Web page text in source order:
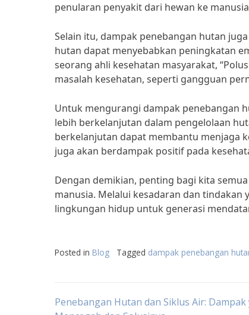
penularan penyakit dari hewan ke
Selain itu, dampak penebangan hutan
hutan dapat menyebabkan peningkatan
seorang ahli kesehatan masyarakat,
masalah kesehatan, seperti gangguan
Untuk mengurangi dampak penebangan
lebih berkelanjutan dalam pengelolaan
berkelanjutan dapat membantu menjaga
juga akan berdampak positif pada
Dengan demikian, penting bagi kita
manusia. Melalui kesadaran dan
lingkungan hidup untuk generasi
Posted in Blog Tagged dampak penebangan
Post
Penebangan Hutan dan Siklus Air: Dampak